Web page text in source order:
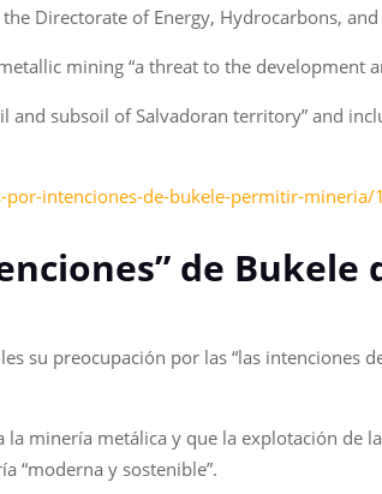
Directorate of Energy, Hydrocarbons,
mining “a threat to the development
subsoil of Salvadoran territory” and
intenciones-de-bukele-permitir-
de Bukele
su preocupación por las “las intenciones
la minería metálica y que la explotación de
“moderna y sostenible”.